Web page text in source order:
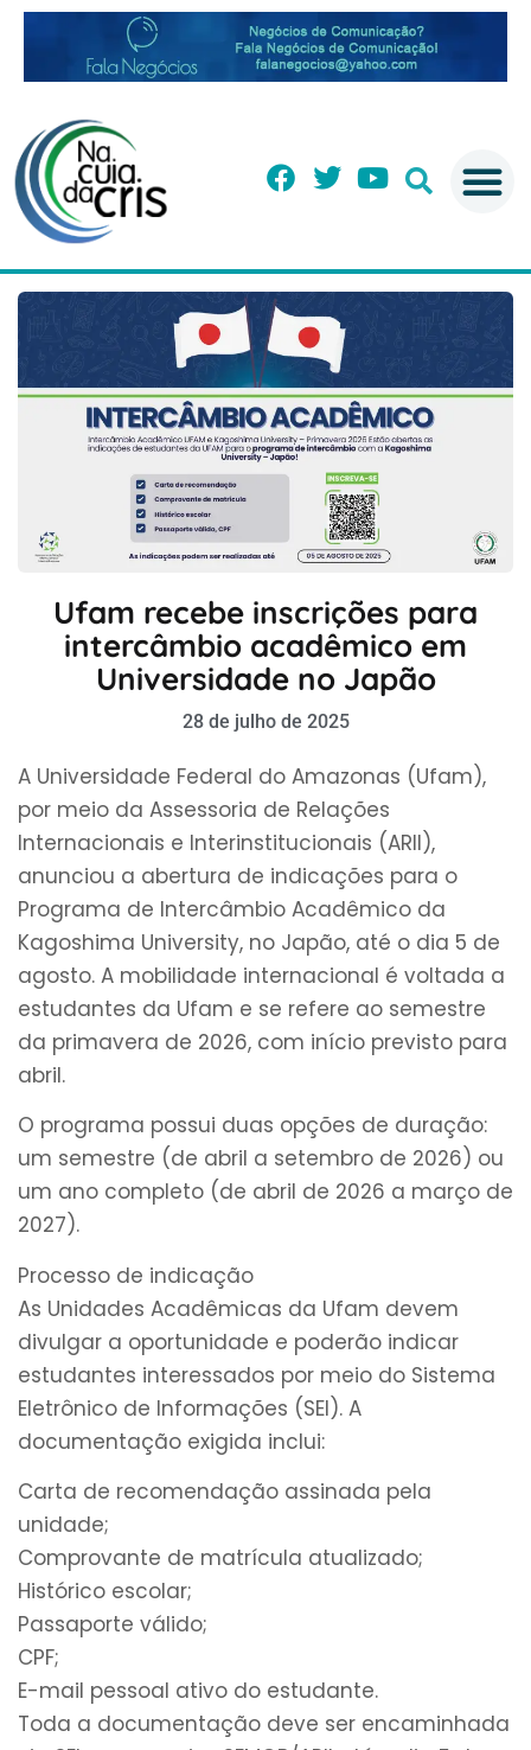
Ufam recebe inscrições para
intercâmbio acadêmico em
Universidade no Japão
28 de julho de 2025
A Universidade Federal do Amazonas (Ufam),
por meio da Assessoria de Relações
Internacionais e Interinstitucionais (ARII),
anunciou a abertura de indicações para o
Programa de Intercâmbio Acadêmico da
Kagoshima University, no Japão, até o dia 5 de
agosto. A mobilidade internacional é voltada a
estudantes da Ufam e se refere ao semestre
da primavera de 2026, com início previsto para
abril.
O programa possui duas opções de duração:
um semestre (de abril a setembro de 2026) ou
um ano completo (de abril de 2026 a março de
2027).
Processo de indicação
As Unidades Acadêmicas da Ufam devem
divulgar a oportunidade e poderão indicar
estudantes interessados por meio do Sistema
Eletrônico de Informações (SEI). A
documentação exigida inclui:
Carta de recomendação assinada pela
unidade;
Comprovante de matrícula atualizado;
Histórico escolar;
Passaporte válido;
CPF;
E-mail pessoal ativo do estudante.
Toda a documentação deve ser encaminhada